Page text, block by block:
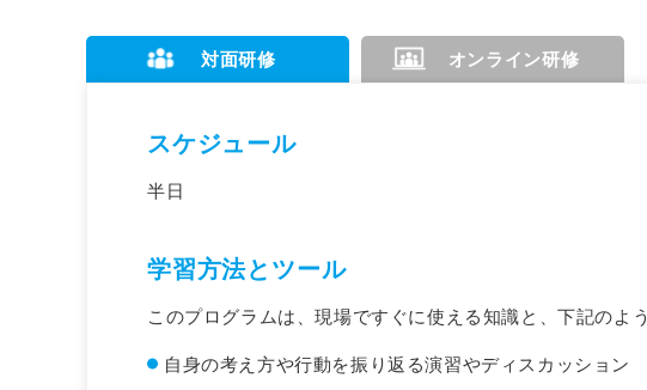
対面研修 オンライン研修
スケジュール
半日
学習方法とツール
このプログラムは、現場ですぐに使える知識と、下記のよ
自身の考え方や行動を振り返る演習やディスカッション